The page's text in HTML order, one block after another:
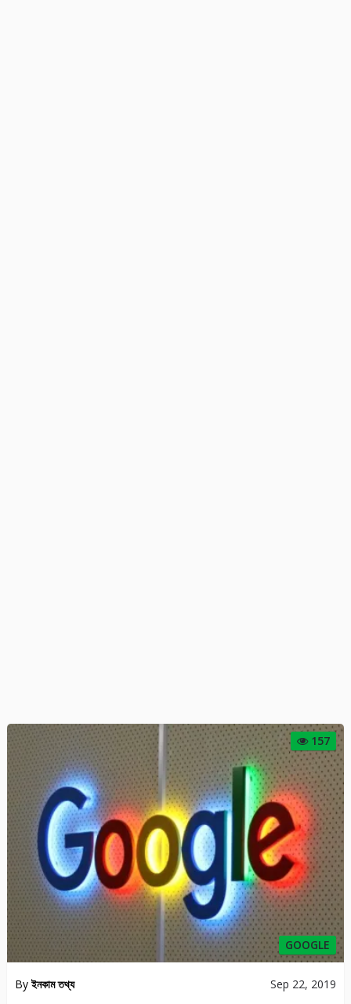
157
GOOGLE
Byইনকাম তথ্য Sep 22, 2019